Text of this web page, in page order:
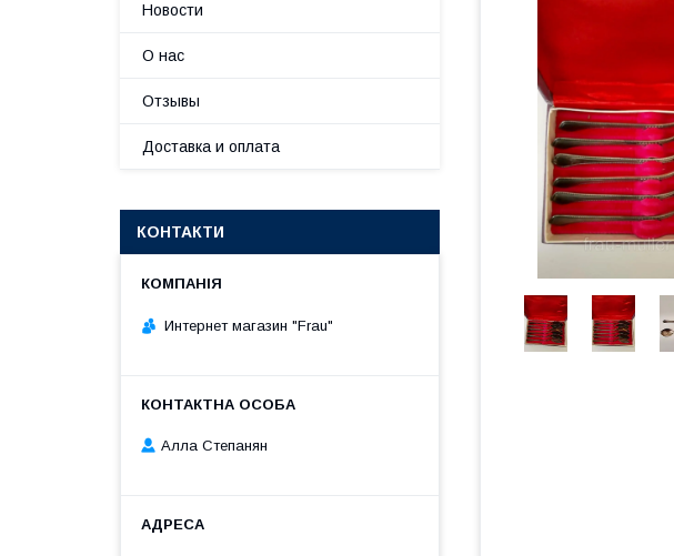
Новости
О нас
Отзывы
Доставка и оплата
КОНТАКТИ
Интернет магазин "Frau"
Алла Степанян